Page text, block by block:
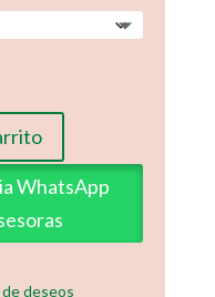
7.500
WhatsApp
deseos